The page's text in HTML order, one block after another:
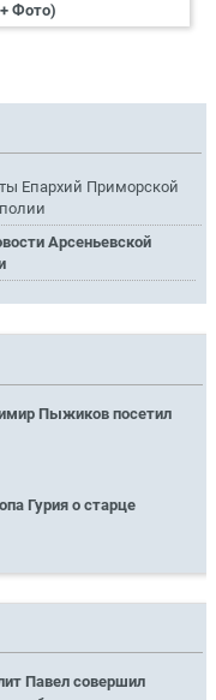
Фото)
Епархий Приморской
Арсеньевской
Пыжиков посетил
Гурия о старце
Павел совершил